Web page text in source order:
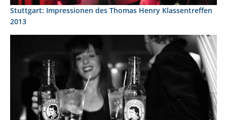
Stuttgart: Impressionen des Thomas Henry Klassentreffen
2013